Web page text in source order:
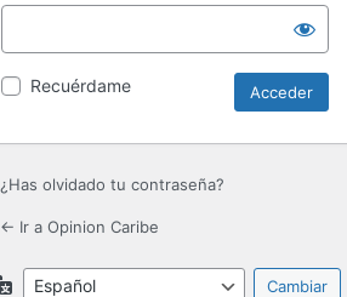
Recuérdame
¿Has olvidado tu contraseña?
← Ir a Opinion Caribe
Idioma